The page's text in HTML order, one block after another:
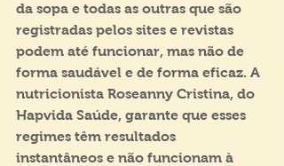
da sopa e todas as outras que são
registradas pelos sites e revistas
podem até funcionar, mas não de
forma saudável e de forma eficaz. A
nutricionista Roseanny Cristina, do
Hapvida Saúde, garante que esses
regimes têm resultados
instantâneos e não funcionam à